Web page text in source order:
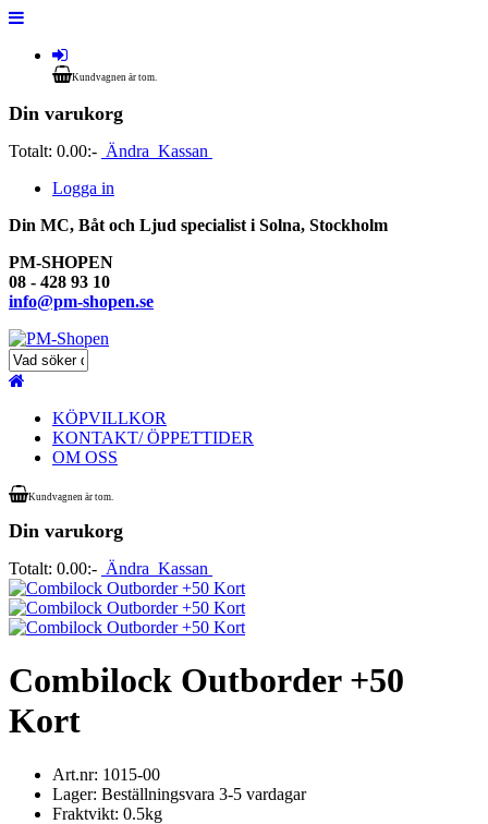
Kundvagnen är tom.
Din varukorg
Totalt: 0.00:- Ändra Kassan
Logga in
Din MC, Båt och Ljud specialist i Solna, Stockholm
PM-SHOPEN
08 - 428 93 10
info@pm-shopen.se
KÖPVILLKOR
KONTAKT/ ÖPPETTIDER
OM OSS
Kundvagnen är tom.
Din varukorg
Totalt: 0.00:- Ändra Kassan
Combilock Outborder +50
Kort
Art.nr: 1015-00
Lager: Beställningsvara 3-5 vardagar
Fraktvikt: 0.5kg